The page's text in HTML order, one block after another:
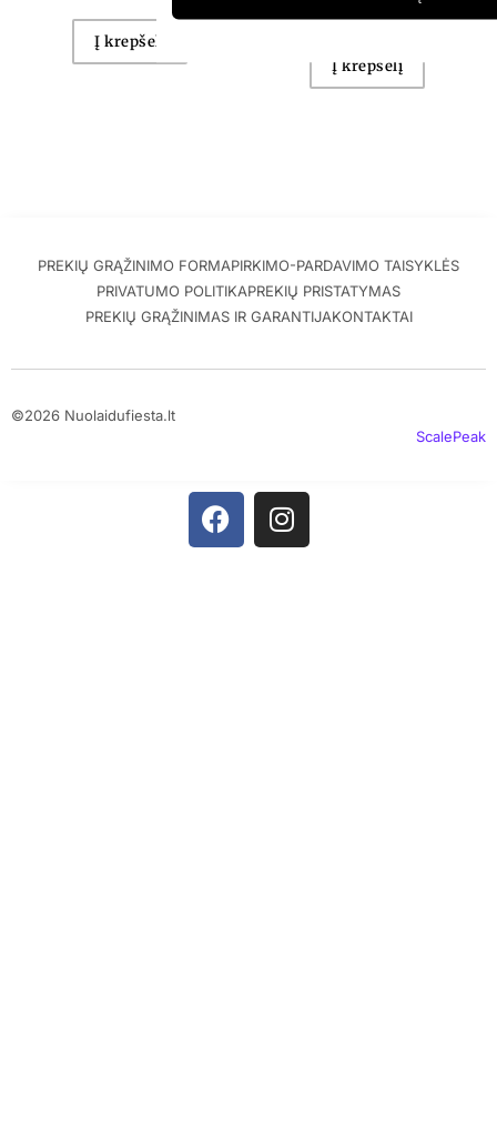
Į krepšelį
Į krepšelį
PREKIŲ GRĄŽINIMO FORMAPIRKIMO-PARDAVIMO TAISYKLĖS
PRIVATUMO POLITIKAPREKIŲ PRISTATYMAS
PREKIŲ GRĄŽINIMAS IR GARANTIJAKONTAKTAI
©2026 Nuolaidufiesta.lt
ScalePeak